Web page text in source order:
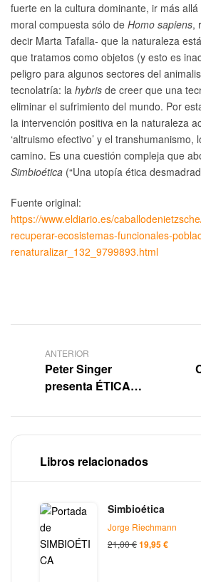
fuerte en la cultura dominante, ir más
moral compuesta sólo de Homo sapiens,
decir Marta Tafalla- que la naturaleza
que tratamos como objetos (y esto es
peligro para algunos sectores del
tecnolatría: la hybris de creer que una
eliminar el sufrimiento del mundo. Por
la intervención positiva en la naturaleza
‘altruismo efectivo’ y el transhumanismo,
camino. Es una cuestión compleja que
Simbioética (“Una utopía ética
Fuente original:
https://www.eldiario.es/
recuperar-ecosistemas-funcionales-
renaturalizar_132_9799893.html
ANTERIOR
Peter Singer
presenta ÉTICA
Libros relacionados
Simbioética
Jorge Riechmann
21,00€19,95€